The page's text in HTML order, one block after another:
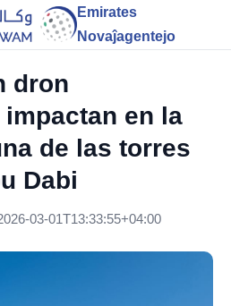
Emirates
Novaĵagentejo
dron
en la
de las torres
Dabi
03-01T13:33:55+04:00